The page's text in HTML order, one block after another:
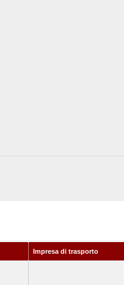
Impresa di trasporto